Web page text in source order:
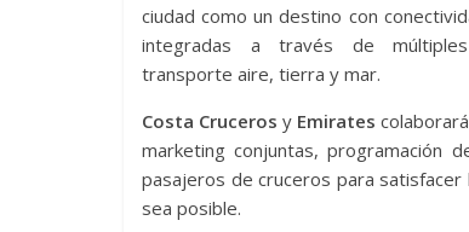
ciudad como un destino con
integradas a través de
transporte aire, tierra y mar.
Costa Cruceros y Emirates
marketing conjuntas, programación
pasajeros de cruceros para
sea posible.